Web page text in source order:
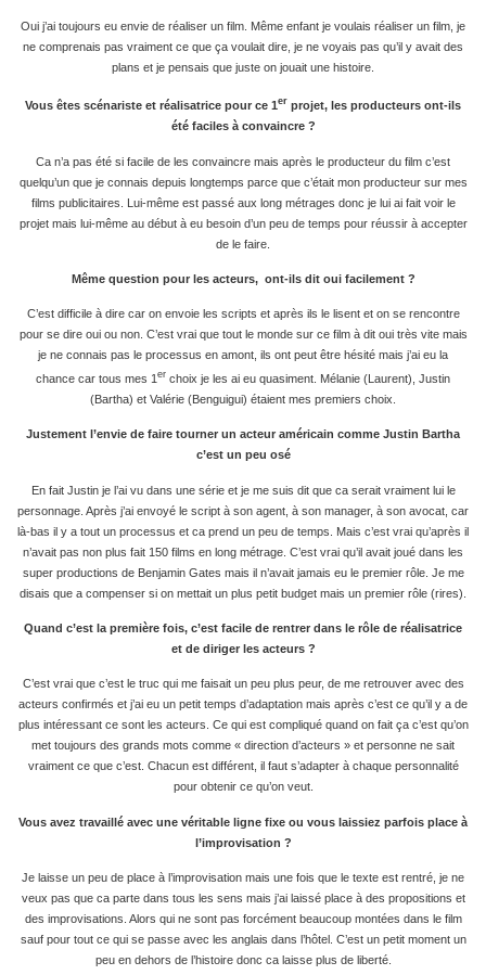
Oui j’ai toujours eu envie de réaliser un film. Même enfant je voulais réaliser un film, je
ne comprenais pas vraiment ce que ça voulait dire, je ne voyais pas qu’il y avait des
plans et je pensais que juste on jouait une histoire.
Vous êtes scénariste et réalisatrice pour ce 1 er projet, les producteurs ont-ils
été faciles à convaincre ?
Ca n’a pas été si facile de les convaincre mais après le producteur du film c’est
quelqu’un que je connais depuis longtemps parce que c’était mon producteur sur mes
films publicitaires. Lui-même est passé aux long métrages donc je lui ai fait voir le
projet mais lui-même au début à eu besoin d’un peu de temps pour réussir à accepter
de le faire.
Même question pour les acteurs, ont-ils dit oui facilement ?
C’est difficile à dire car on envoie les scripts et après ils le lisent et on se rencontre
pour se dire oui ou non. C’est vrai que tout le monde sur ce film à dit oui très vite mais
je ne connais pas le processus en amont, ils ont peut être hésité mais j’ai eu la
chance car tous mes 1 er choix je les ai eu quasiment. Mélanie (Laurent), Justin
(Bartha) et Valérie (Benguigui) étaient mes premiers choix.
Justement l’envie de faire tourner un acteur américain comme Justin Bartha
c’est un peu osé
En fait Justin je l’ai vu dans une série et je me suis dit que ca serait vraiment lui le
personnage. Après j’ai envoyé le script à son agent, à son manager, à son avocat, car
là-bas il y a tout un processus et ca prend un peu de temps. Mais c’est vrai qu’après il
n’avait pas non plus fait 150 films en long métrage. C’est vrai qu’il avait joué dans les
super productions de Benjamin Gates mais il n’avait jamais eu le premier rôle. Je me
disais que a compenser si on mettait un plus petit budget mais un premier rôle (rires).
Quand c’est la première fois, c’est facile de rentrer dans le rôle de réalisatrice
et de diriger les acteurs ?
C’est vrai que c’est le truc qui me faisait un peu plus peur, de me retrouver avec des
acteurs confirmés et j’ai eu un petit temps d’adaptation mais après c’est ce qu’il y a de
plus intéressant ce sont les acteurs. Ce qui est compliqué quand on fait ça c’est qu’on
met toujours des grands mots comme « direction d’acteurs » et personne ne sait
vraiment ce que c’est. Chacun est différent, il faut s’adapter à chaque personnalité
pour obtenir ce qu’on veut.
Vous avez travaillé avec une véritable ligne fixe ou vous laissiez parfois place à
l’improvisation ?
Je laisse un peu de place à l’improvisation mais une fois que le texte est rentré, je ne
veux pas que ca parte dans tous les sens mais j’ai laissé place à des propositions et
des improvisations. Alors qui ne sont pas forcément beaucoup montées dans le film
sauf pour tout ce qui se passe avec les anglais dans l’hôtel. C’est un petit moment un
peu en dehors de l’histoire donc ca laisse plus de liberté.